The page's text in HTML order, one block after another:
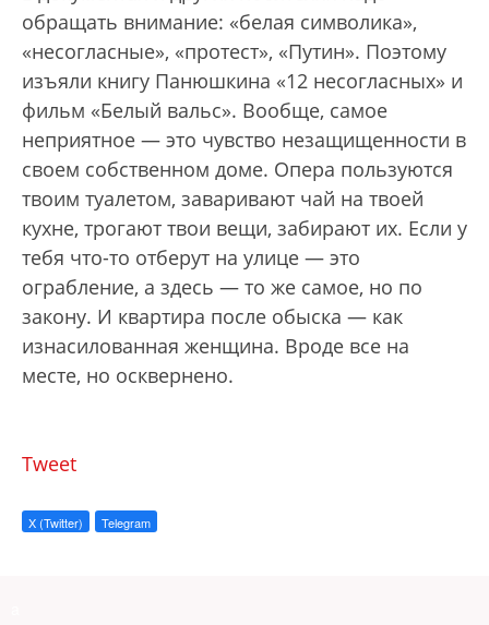
обращать внимание: «белая символика»,
«несогласные», «протест», «Путин». Поэтому
изъяли книгу Панюшкина «12 несогласных» и
фильм «Белый вальс». Вообще, самое
неприятное — это чувство незащищенности в
своем собственном доме. Опера пользуются
твоим туалетом, заваривают чай на твоей
кухне, трогают твои вещи, забирают их. Если у
тебя что-то отберут на улице — это
ограбление, а здесь — то же самое, но по
закону. И квартира после обыска — как
изнасилованная женщина. Вроде все на
месте, но осквернено.
Tweet
X (Twitter) Telegram